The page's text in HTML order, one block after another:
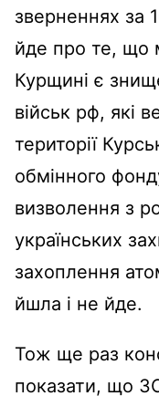
зверненнях за
йде про те, що
Курщині є
військ рф, які
території
обмінного
визволення з
українських
захоплення
йшла і не йде.
Тож ще раз
показати, що